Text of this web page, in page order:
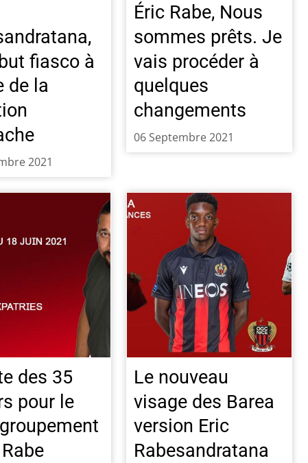
fiasco à
de la
2021
Éric Rabe, Nous
sommes prêts. Je
vais procéder à
quelques
changements
06 Septembre 2021
des 35
pour le
Le nouveau
visage des Barea
version Eric
Rabesandratana